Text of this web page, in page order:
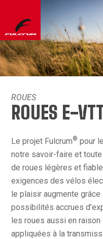
ROUES
ROUES E-
Le projet Fulcrum® pour
notre savoir-faire et
de roues légères et
exigences des vélos
le plaisir augmente
possibilités accrues
les roues aussi en
appliquées à la